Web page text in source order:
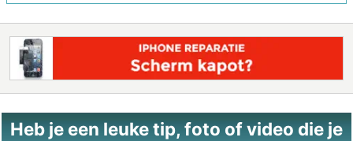
Heb je een leuke tip, foto of video die je